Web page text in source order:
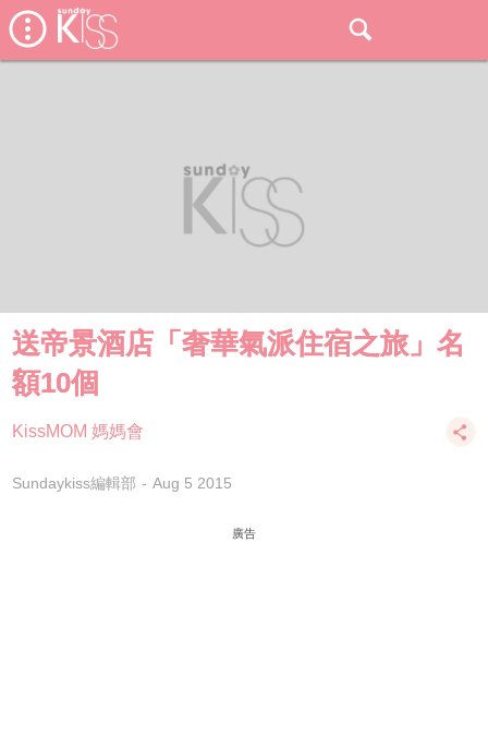
送帝景酒店「奢華氣派住宿之旅」名
額10個
KissMOM 媽媽會
Sundaykiss編輯部 Aug 5 2015
廣告